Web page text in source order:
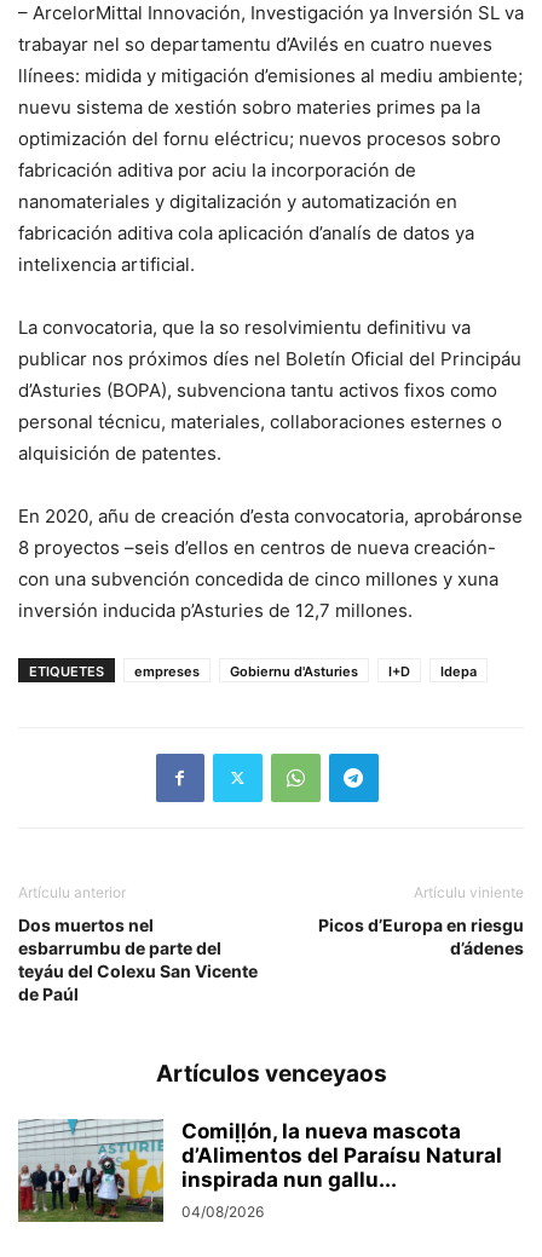
– ArcelorMittal Innovación, Investigación ya Inversión SL va
trabayar nel so departamentu d’Avilés en cuatro nueves
llínees: midida y mitigación d’emisiones al mediu ambiente;
nuevu sistema de xestión sobro materies primes pa la
optimización del fornu eléctricu; nuevos procesos sobro
fabricación aditiva por aciu la incorporación de
nanomateriales y digitalización y automatización en
fabricación aditiva cola aplicación d’analís de datos ya
intelixencia artificial.
La convocatoria, que la so resolvimientu definitivu va
publicar nos próximos díes nel Boletín Oficial del Principáu
d’Asturies (BOPA), subvenciona tantu activos fixos como
personal técnicu, materiales, collaboraciones esternes o
alquisición de patentes.
En 2020, añu de creación d’esta convocatoria, aprobáronse
8 proyectos –seis d’ellos en centros de nueva creación-
con una subvención concedida de cinco millones y xuna
inversión inducida p’Asturies de 12,7 millones.
ETIQUETES empreses Gobiernu d'Asturies I+D Idepa
Artículu anterior
Dos muertos nel
esbarrumbu de parte del
teyáu del Colexu San Vicente
de Paúl
Artículu viniente
Picos d’Europa en riesgu
d’ádenes
Artículos venceyaos
Comiḷḷón, la nueva mascota
d’Alimentos del Paraísu Natural
inspirada nun gallu...
04/08/2026